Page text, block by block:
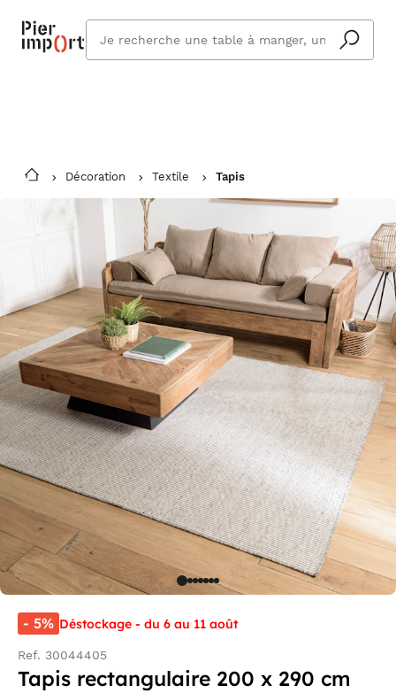
Vous êtes absent ? Pier Import s'adapte
et vous livre à votre retour.
En savoir plus
cherchez
vous ?
Décoration Textile Tapis
- 5% Déstockage - du 6 au 11 août
Ref. 30044405
Tapis rectangulaire 200 x 290 cm